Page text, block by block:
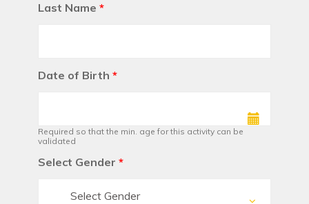
Last Name *
Date of Birth *
Required so that the min. age for this activity can be
validated
Select Gender *
Select Gender